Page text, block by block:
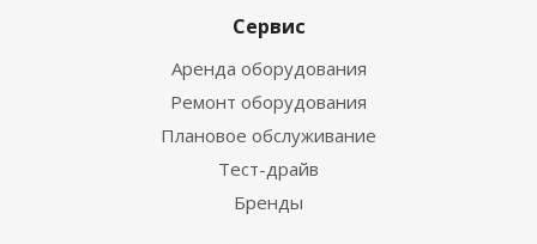
Сервис
Аренда оборудования
Ремонт оборудования
Плановое обслуживание
Тест-драйв
Бренды